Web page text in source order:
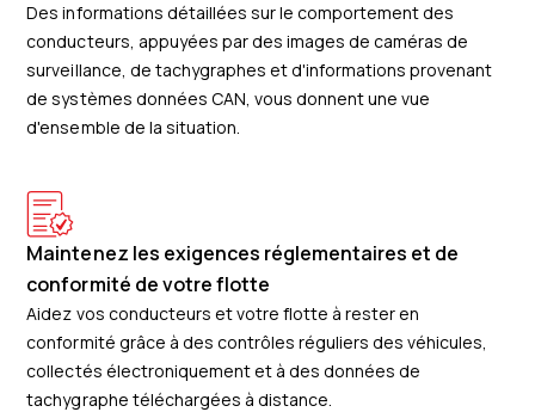
Des informations détaillées sur le comportement des
conducteurs, appuyées par des images de caméras de
surveillance, de tachygraphes et d'informations provenant
de systèmes données CAN, vous donnent une vue
d'ensemble de la situation.
Maintenez les exigences réglementaires et de
conformité de votre flotte
Aidez vos conducteurs et votre flotte à rester en
conformité grâce à des contrôles réguliers des véhicules,
collectés électroniquement et à des données de
tachygraphe téléchargées à distance.